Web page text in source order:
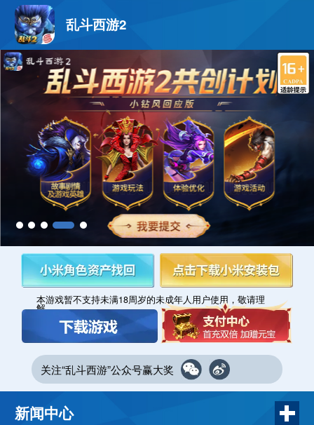
乱斗西游2
本游戏暂不支持未满18周岁的未成年人用户使用，敬请理
解。
关注“乱斗西游”公众号赢大奖
新闻中心